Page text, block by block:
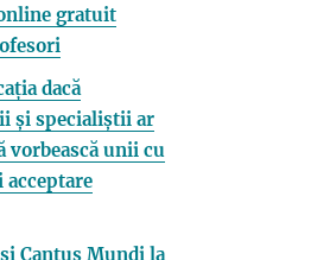
gratuit
dacă
și specialiștii ar
vorbească unii cu
Cantus Mundi la